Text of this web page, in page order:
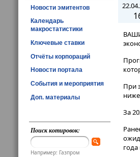
Новости эмитентов
Календарь
макростатистики
Ключевые ставки
Отчёты корпораций
Новости портала
События и мероприятия
Доп. материалы
Поиск котировок:
Например: Газпром
При
За